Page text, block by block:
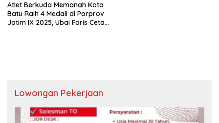
Atlet Berkuda Memanah Kota
Batu Raih 4 Medali di Porprov
Jatim IX 2025, Ubai Faris Cetak
Lowongan Pekerjaan